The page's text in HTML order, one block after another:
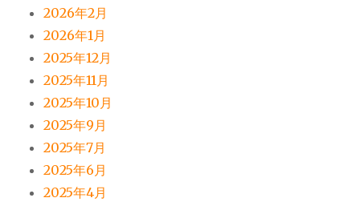
2026年2月
2026年1月
2025年12月
2025年11月
2025年10月
2025年9月
2025年7月
2025年6月
2025年4月